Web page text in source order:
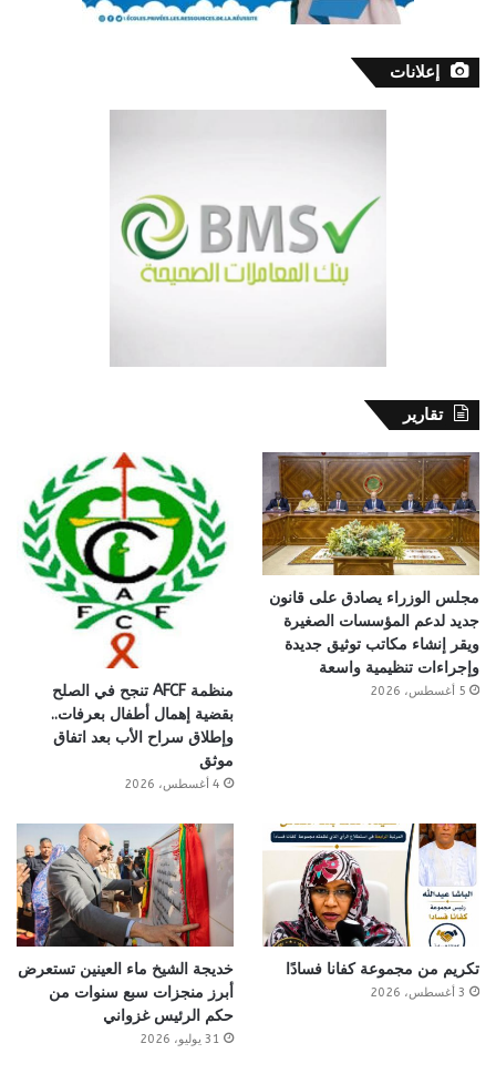
إعلانات
تقارير
مجلس الوزراء يصادق على قانون
جديد لدعم المؤسسات الصغيرة
ويقر إنشاء مكاتب توثيق جديدة
وإجراءات تنظيمية واسعة
5 أغسطس، 2026
منظمة AFCF تنجح في الصلح
بقضية إهمال أطفال بعرفات..
وإطلاق سراح الأب بعد اتفاق
موثق
4 أغسطس، 2026
تكريم من مجموعة كفانا فسادًا
3 أغسطس، 2026
خديجة الشيخ ماء العينين تستعرض
أبرز منجزات سبع سنوات من
حكم الرئيس غزواني
31 يوليو، 2026